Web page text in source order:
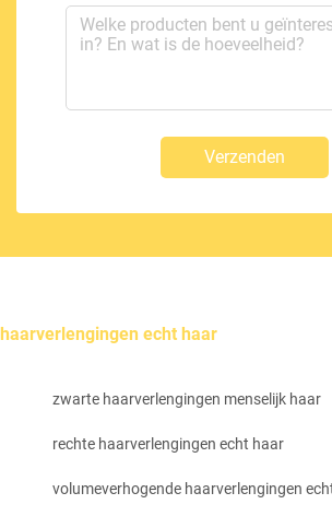
Verzenden
haarverlengingen echt haar
zwarte haarverlengingen menselijk haar
rechte haarverlengingen echt haar
volumeverhogende haarverlengingen